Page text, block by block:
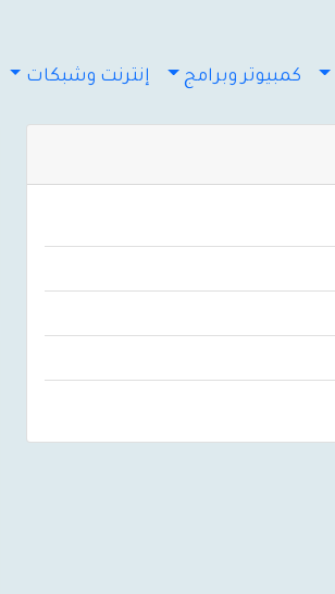
كمبيوتر وبرامج إنترنت وشبكات